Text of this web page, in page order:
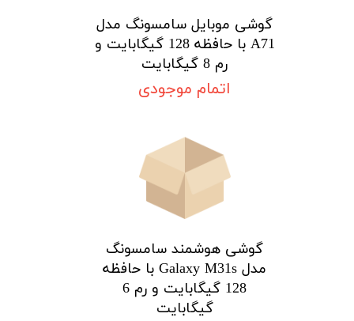
گوشی موبایل سامسونگ مدل
A71 با حافظه 128 گیگابایت و
رم 8 گیگابایت
اتمام موجودی
گوشی هوشمند سامسونگ
مدل Galaxy M31s با حافظه
128 گیگابایت و رم 6
گیگابایت